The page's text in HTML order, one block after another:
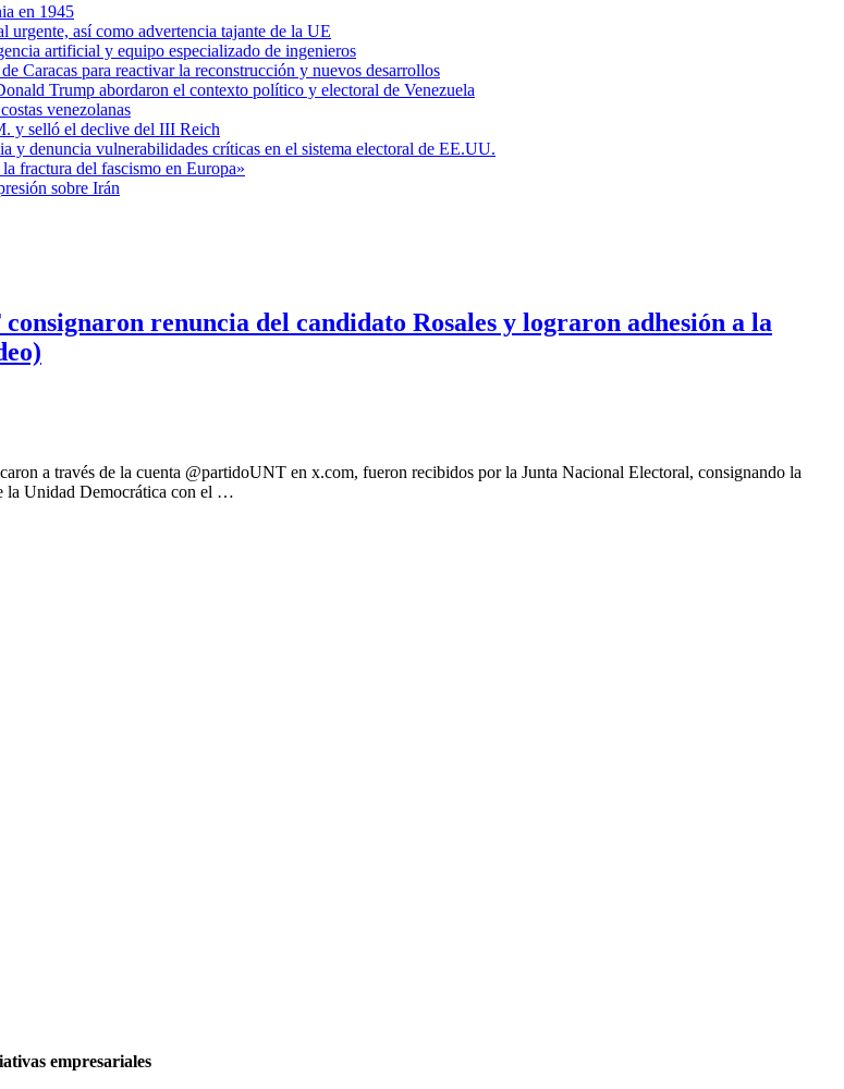
en 1945
así como advertencia tajante de la UE
artificial y equipo especializado de ingenieros
Caracas para reactivar la reconstrucción y nuevos desarrollos
Trump abordaron el contexto político y electoral de Venezuela
venezolanas
y selló el declive del III Reich
y denuncia vulnerabilidades críticas en el sistema electoral de EE.UU.
fractura del fascismo en Europa»
sobre Irán
renuncia del candidato Rosales y lograron adhesión a la
a través de la cuenta @partidoUNT en x.com, fueron recibidos por la Junta Nacional Electoral, consignando la
la Unidad Democrática con el …
empresariales